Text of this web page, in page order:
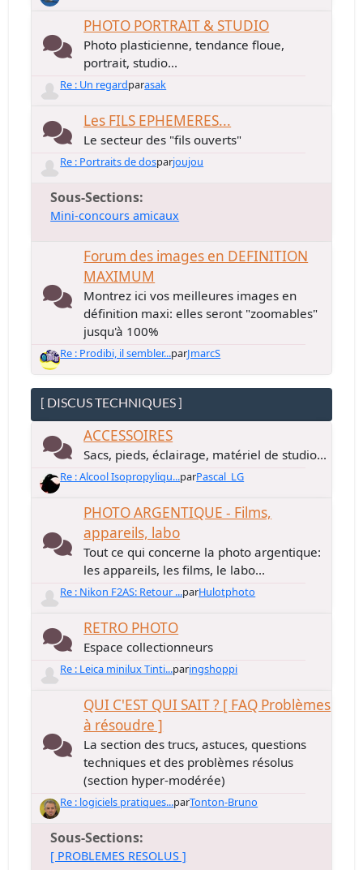
PHOTO PORTRAIT & STUDIO
Photo plasticienne, tendance floue,
portrait, studio...
Re : Un regardparasak
Les FILS EPHEMERES...
Le secteur des "fils ouverts"
Re : Portraits de dosparjoujou
Sous-Sections
Mini-concours amicaux
Forum des images en DEFINITION
MAXIMUM
Montrez ici vos meilleures images en
définition maxi: elles seront "zoomables"
jusqu'à 100%
Re : Prodibi, il sembler...parJmarcS
[ DISCUS TECHNIQUES ]
ACCESSOIRES
Sacs, pieds, éclairage, matériel de studio...
Re : Alcool Isopropyliqu...parPascal_LG
PHOTO ARGENTIQUE - Films,
appareils, labo
Tout ce qui concerne la photo argentique:
les appareils, les films, le labo...
Re : Nikon F2AS: Retour ...parHulotphoto
RETRO PHOTO
Espace collectionneurs
Re : Leica minilux Tinti...paringshoppi
QUI C'EST QUI SAIT ? [ FAQ Problèmes
à résoudre ]
La section des trucs, astuces, questions
techniques et des problèmes résolus
(section hyper-modérée)
Re : logiciels pratiques...parTonton-Bruno
Sous-Sections
[ PROBLEMES RESOLUS ]